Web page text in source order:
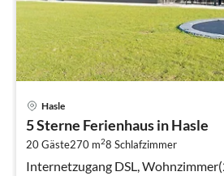
Hasle
5 Sterne Ferienhaus in Hasle
20 Gäste270 m28 Schlafzimmer
Internetzugang DSL,